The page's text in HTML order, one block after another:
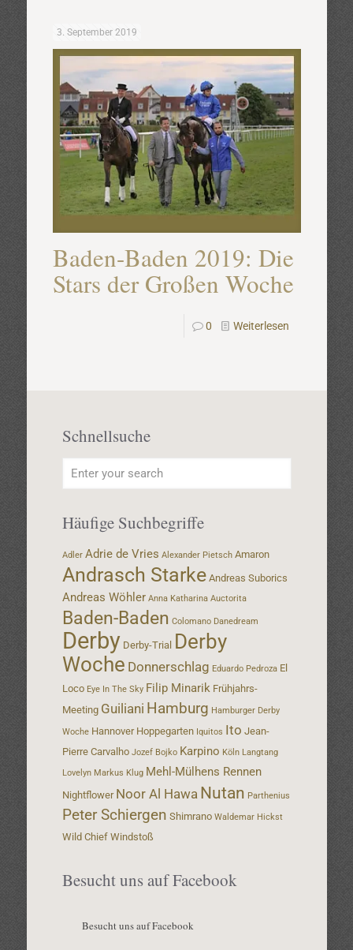
3. September 2019
Baden-Baden 2019: Die
Stars der Großen Woche
0 Weiterlesen
Schnellsuche
Häufige Suchbegriffe
Adler Adrie de Vries Alexander Pietsch Amaron
Andrasch Starke Andreas Suborics
Andreas Wöhler Anna Katharina Auctorita
Baden-Baden Colomano Danedream
Derby Derby-Trial Derby
Woche Donnerschlag Eduardo Pedroza El
Loco Eye In The Sky Filip Minarik Frühjahrs-
Meeting Guiliani Hamburg Hamburger Derby
Woche Hannover Hoppegarten Iquitos Ito Jean-
Pierre Carvalho Jozef Bojko Karpino Köln Langtang
Lovelyn Markus Klug Mehl-Mülhens Rennen
Nightflower Noor Al Hawa Nutan Parthenius
Peter Schiergen Shimrano Waldemar Hickst
Wild Chief Windstoß
Besucht uns auf Facebook
Besucht uns auf Facebook